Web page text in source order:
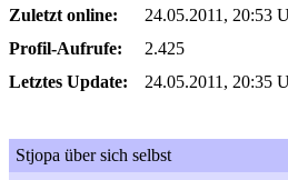
Zuletzt online:
24.05.2011, 20:53
Profil-Aufrufe:
2.425
Letztes Update:
24.05.2011, 20:35
Stjopa über sich selbst